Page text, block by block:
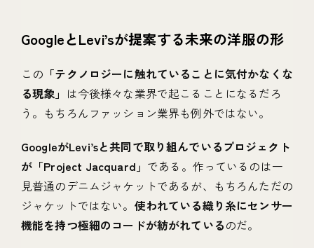
GoogleとLevi’sが提案する未来の洋服の形
この 「テクノロジーに触れていることに気付かなくな
る現象」 は今後様々な業界で起こることになるだろ
う。もちろんファッション業界も例外ではない。
GoogleがLevi’sと共同で取り組んでいるプロジェクト
が「Project Jacquard」 である。作っているのは一
見普通のデニムジャケットであるが、もちろんただの
ジャケットではない。 使われている織り糸にセンサー
機能を持つ極細のコードが紡がれているのだ。